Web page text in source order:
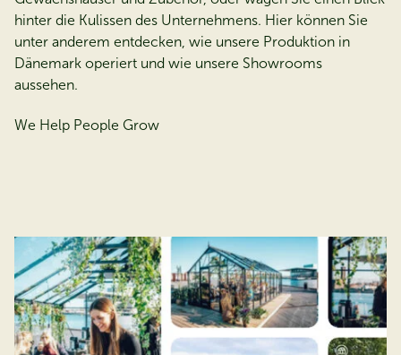
hinter die Kulissen des Unternehmens. Hier können Sie
unter anderem entdecken, wie unsere Produktion in
Dänemark operiert und wie unsere Showrooms
aussehen.
We Help People Grow